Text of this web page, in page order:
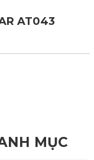
AT043
MỤC